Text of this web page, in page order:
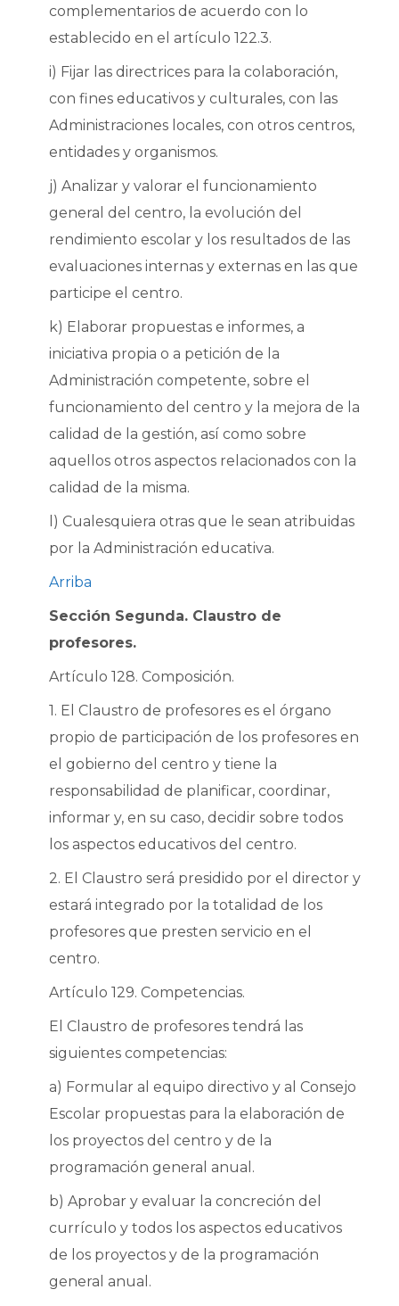
complementarios de acuerdo con lo
establecido en el artículo 122.3.
i) Fijar las directrices para la colaboración,
con fines educativos y culturales, con las
Administraciones locales, con otros centros,
entidades y organismos.
j) Analizar y valorar el funcionamiento
general del centro, la evolución del
rendimiento escolar y los resultados de las
evaluaciones internas y externas en las que
participe el centro.
k) Elaborar propuestas e informes, a
iniciativa propia o a petición de la
Administración competente, sobre el
funcionamiento del centro y la mejora de la
calidad de la gestión, así como sobre
aquellos otros aspectos relacionados con la
calidad de la misma.
l) Cualesquiera otras que le sean atribuidas
por la Administración educativa.
Arriba
Sección Segunda. Claustro de
profesores.
Artículo 128. Composición.
1. El Claustro de profesores es el órgano
propio de participación de los profesores en
el gobierno del centro y tiene la
responsabilidad de planificar, coordinar,
informar y, en su caso, decidir sobre todos
los aspectos educativos del centro.
2. El Claustro será presidido por el director y
estará integrado por la totalidad de los
profesores que presten servicio en el
centro.
Artículo 129. Competencias.
El Claustro de profesores tendrá las
siguientes competencias:
a) Formular al equipo directivo y al Consejo
Escolar propuestas para la elaboración de
los proyectos del centro y de la
programación general anual.
b) Aprobar y evaluar la concreción del
currículo y todos los aspectos educativos
de los proyectos y de la programación
general anual.